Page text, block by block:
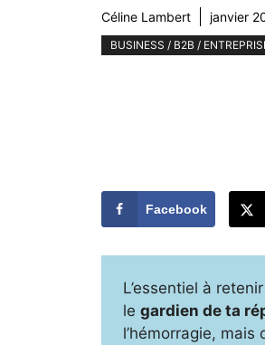
Céline Lambert janvier
BUSINESS / B2B /
Facebook
L’essentiel à
le gardien de ta
l’hémorragie, mais